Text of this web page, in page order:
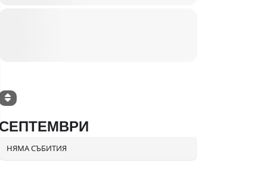
СЕПТЕМВРИ
НЯМА СЪБИТИЯ